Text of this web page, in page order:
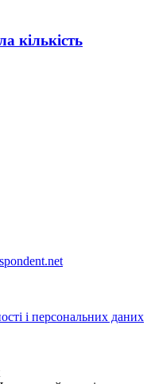
кількість
і персональних даних